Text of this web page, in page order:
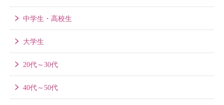
中学生・高校生
大学生
20代～30代
40代～50代